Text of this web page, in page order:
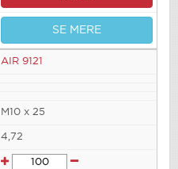
SE MERE
AIR 9121
M10 x 25
4,72